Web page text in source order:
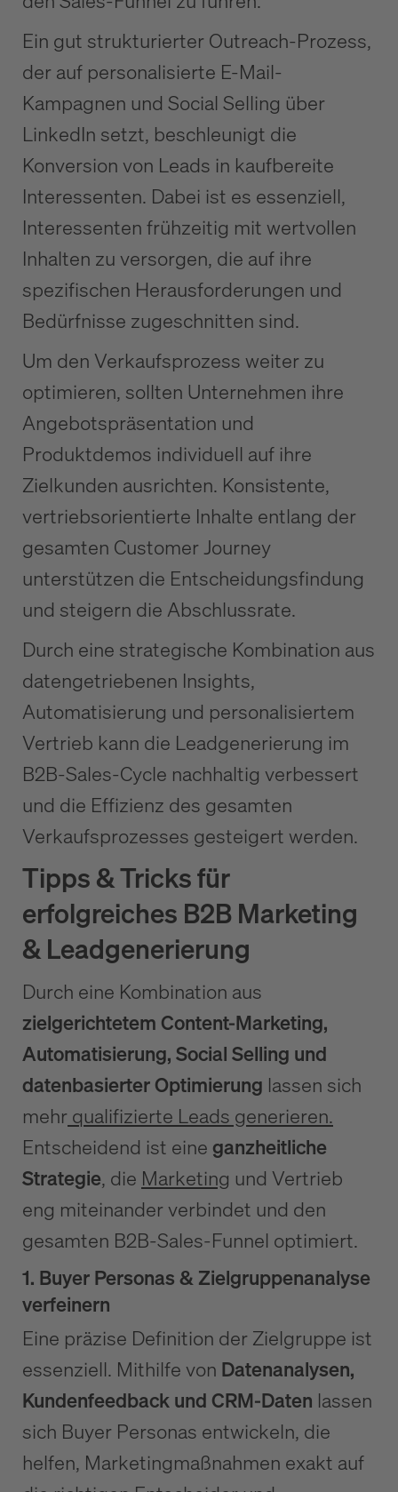
Ein gut strukturierter Outreach-Prozess,
der auf personalisierte E-Mail-
Kampagnen und Social Selling über
LinkedIn setzt, beschleunigt die
Konversion von Leads in kaufbereite
Interessenten. Dabei ist es essenziell,
Interessenten frühzeitig mit wertvollen
Inhalten zu versorgen, die auf ihre
spezifischen Herausforderungen und
Bedürfnisse zugeschnitten sind.
Um den Verkaufsprozess weiter zu
optimieren, sollten Unternehmen ihre
Angebotspräsentation und
Produktdemos individuell auf ihre
Zielkunden ausrichten. Konsistente,
vertriebsorientierte Inhalte entlang der
gesamten Customer Journey
unterstützen die Entscheidungsfindung
und steigern die Abschlussrate.
Durch eine strategische Kombination aus
datengetriebenen Insights,
Automatisierung und personalisiertem
Vertrieb kann die Leadgenerierung im
B2B-Sales-Cycle nachhaltig verbessert
und die Effizienz des gesamten
Verkaufsprozesses gesteigert werden.
Tipps & Tricks für
erfolgreiches B2B Marketing
& Leadgenerierung
Durch eine Kombination aus
zielgerichtetem Content-Marketing,
Automatisierung, Social Selling und
datenbasierter Optimierung lassen sich
mehr qualifizierte Leads generieren.
Entscheidend ist eine ganzheitliche
Strategie, die Marketing und Vertrieb
eng miteinander verbindet und den
gesamten B2B-Sales-Funnel optimiert.
1. Buyer Personas & Zielgruppenanalyse
verfeinern
Eine präzise Definition der Zielgruppe ist
essenziell. Mithilfe von Datenanalysen,
Kundenfeedback und CRM-Daten lassen
sich Buyer Personas entwickeln, die
helfen, Marketingmaßnahmen exakt auf